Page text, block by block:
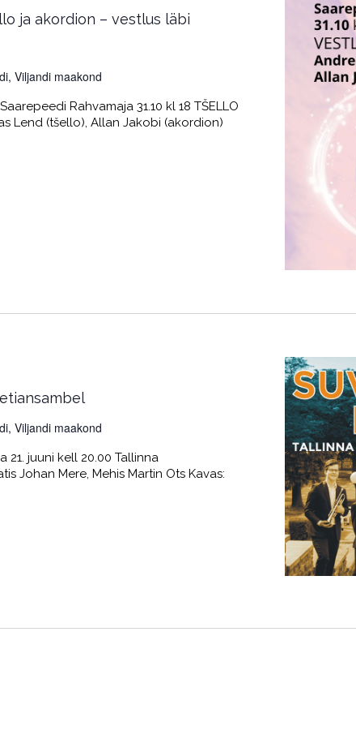
ja akordion – vestlus läbi
Viljandi maakond
Rahvamaja 31.10 kl 18 TŠELLO
Lend (tšello), Allan Jakobi (akordion)
Viljandi maakond
21. juuni kell 20.00 Tallinna
Johan Mere, Mehis Martin Ots Kavas: